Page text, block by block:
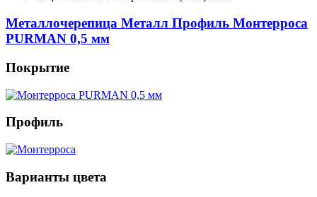
Металлочерепица Металл Профиль Монтерроса
PURMAN 0,5 мм
Покрытие
Профиль
Варианты цвета